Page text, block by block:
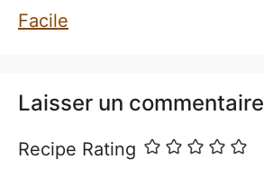
Facile
Laisser un commentaire
Recipe Rating